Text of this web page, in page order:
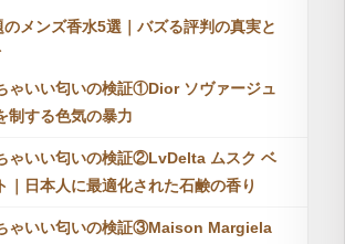
のメンズ香水5選｜バズる評判の真実と
ゃいい匂いの検証①Dior ソヴァージュ
制する色気の暴力
ゃいい匂いの検証②LvDelta ムスク ベ
｜日本人に最適化された石鹸の香り
ゃいい匂いの検証③Maison Margiela